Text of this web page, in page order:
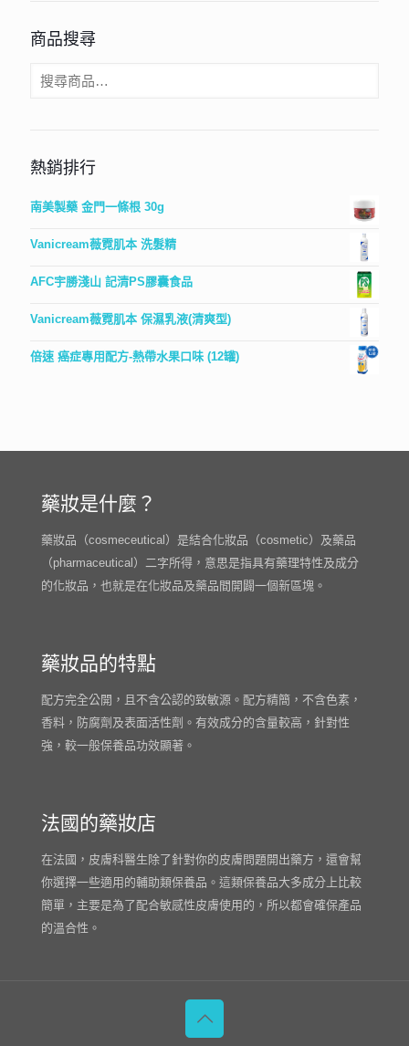
商品搜尋
熱銷排行
南美製藥 金門一條根 30g
Vanicream薇霓肌本 洗髮精
AFC宇勝淺山 記清PS膠囊食品
Vanicream薇霓肌本 保濕乳液(清爽型)
倍速 癌症專用配方-熱帶水果口味 (12罐)
藥妝是什麼？
藥妝品（cosmeceutical）是結合化妝品（cosmetic）及藥品
（pharmaceutical）二字所得，意思是指具有藥理特性及成分
的化妝品，也就是在化妝品及藥品間開闢一個新區塊。
藥妝品的特點
配方完全公開，且不含公認的致敏源。配方精簡，不含色素，
香料，防腐劑及表面活性劑。有效成分的含量較高，針對性
強，較一般保養品功效顯著。
法國的藥妝店
在法國，皮膚科醫生除了針對你的皮膚問題開出藥方，還會幫
你選擇一些適用的輔助類保養品。這類保養品大多成分上比較
簡單，主要是為了配合敏感性皮膚使用的，所以都會確保產品
的溫合性。